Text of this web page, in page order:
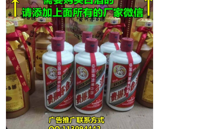
到
内
容